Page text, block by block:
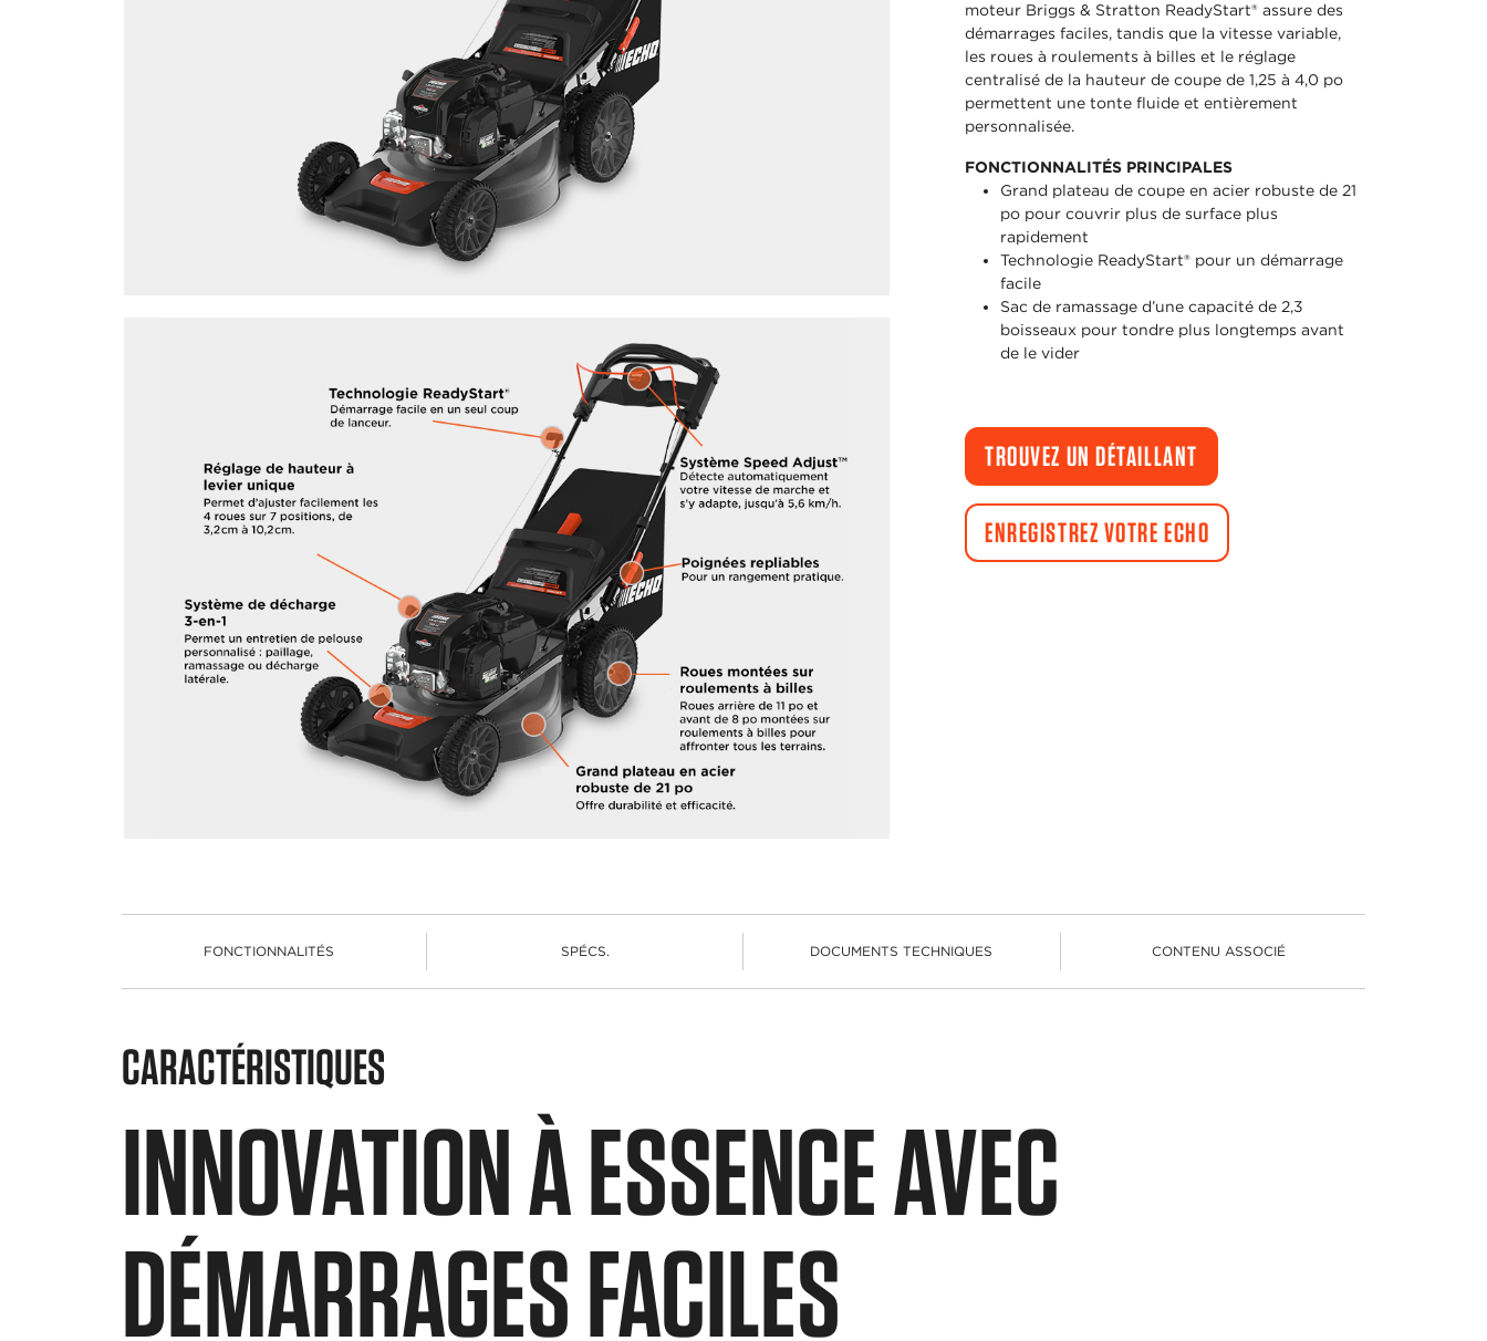
moteur Briggs & Stratton ReadyStart® assure des
démarrages faciles, tandis que la vitesse variable,
les roues à roulements à billes et le réglage
centralisé de la hauteur de coupe de 1,25 à 4,0 po
permettent une tonte fluide et entièrement
personnalisée.
FONCTIONNALITÉS PRINCIPALES
Grand plateau de coupe en acier robuste de 21
po pour couvrir plus de surface plus
rapidement
Technologie ReadyStart® pour un démarrage
facile
Sac de ramassage d’une capacité de 2,3
boisseaux pour tondre plus longtemps avant
de le vider
TROUVEZ UN DÉTAILLANT
ENREGISTREZ VOTRE ECHO
FONCTIONNALITÉS SPÉCS. DOCUMENTS TECHNIQUES CONTENU ASSOCIÉ
CARACTÉRISTIQUES
INNOVATION À ESSENCE AVEC
DÉMARRAGES FACILES